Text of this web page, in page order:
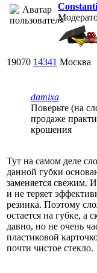
19070 14341 Москва
damixa
Поверьте (на
продаже
крошения
Тут на самом деле
данной губки
заменяется свежим.
и не теряет
резинка. Поэтому
остается на губке, а
давно, но не очень
пластиковой
почти чистое стекло.